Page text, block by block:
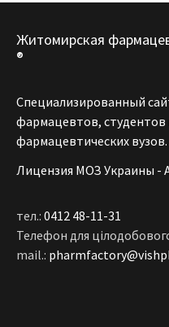
Житомирская
®
Специализированный
фармацевтов, студентов
фармацевтических вузов.
Лицензия МОЗ Украины -
тел.: 0412 48-11-31
Телефон для
mail.: